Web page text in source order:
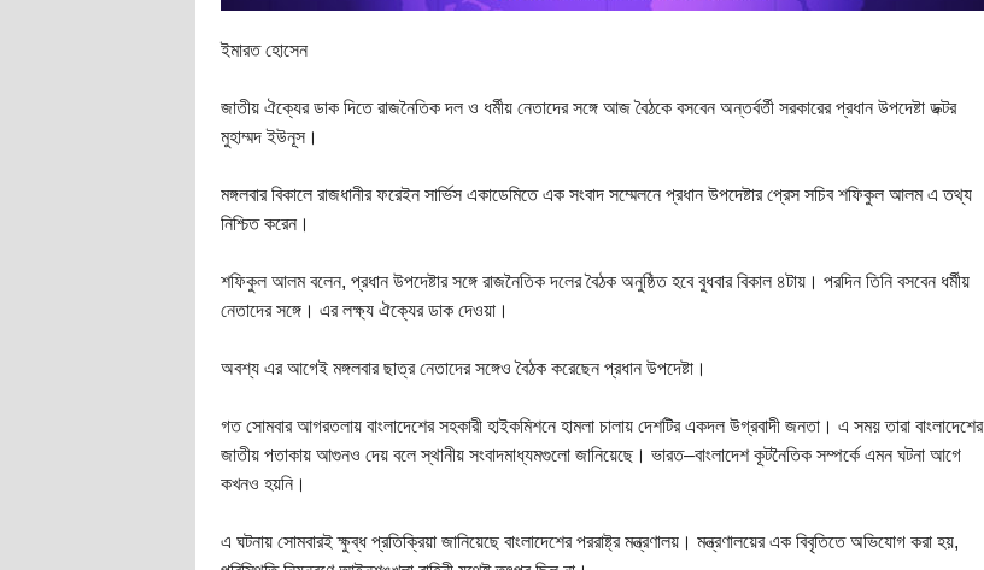
ইমারত হোসেন
জাতীয় ঐক্যের ডাক দিতে রাজনৈতিক দল ও ধর্মীয় নেতাদের সঙ্গে আজ বৈঠকে বসবেন অন্তর্বর্তী সরকারের প্রধান উপদেষ্টা ডক্টর
মুহাম্মদ ইউনূস।
মঙ্গলবার বিকালে রাজধানীর ফরেইন সার্ভিস একাডেমিতে এক সংবাদ সম্মেলনে প্রধান উপদেষ্টার প্রেস সচিব শফিকুল আলম এ তথ্য
নিশ্চিত করেন।
শফিকুল আলম বলেন, প্রধান উপদেষ্টার সঙ্গে রাজনৈতিক দলের বৈঠক অনুষ্ঠিত হবে বুধবার বিকাল ৪টায়। পরদিন তিনি বসবেন ধর্মীয়
নেতাদের সঙ্গে। এর লক্ষ্য ঐক্যের ডাক দেওয়া।
অবশ্য এর আগেই মঙ্গলবার ছাত্র নেতাদের সঙ্গেও বৈঠক করেছেন প্রধান উপদেষ্টা।
গত সোমবার আগরতলায় বাংলাদেশের সহকারী হাইকমিশনে হামলা চালায় দেশটির একদল উগ্রবাদী জনতা। এ সময় তারা বাংলাদেশের
জাতীয় পতাকায় আগুনও দেয় বলে স্থানীয় সংবাদমাধ্যমগুলো জানিয়েছে। ভারত–বাংলাদেশ কূটনৈতিক সম্পর্কে এমন ঘটনা আগে
কখনও হয়নি।
এ ঘটনায় সোমবারই ক্ষুব্ধ প্রতিক্রিয়া জানিয়েছে বাংলাদেশের পররাষ্ট্র মন্ত্রণালয়। মন্ত্রণালয়ের এক বিবৃতিতে অভিযোগ করা হয়,